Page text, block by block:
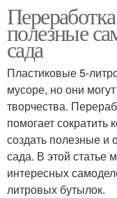
Бутылки для
Похожий
Уголок из
бутылок
полезные
сада
Пластиковые 5-
мусоре, но они
творчества.
помогает сократить
создать полезные
сада. В этой статье
интересных
литровых бутылок.